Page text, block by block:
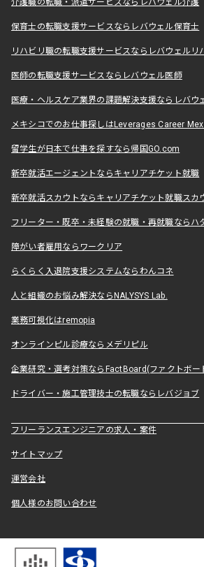
介護職の転職・派遣サービスならレバウェル介護
保育士の転職支援サービスならレバウェル保育士
リハビリ職の転職支援サービスならレバウェルリ
医師の転職支援サービスならレバウェル医師
医療・ヘルスケア業界の課題解決支援ならレバウ
メキシコでのお仕事探しはLeverages Career
留学生が日本で仕事を探すなら帰国GO.com
新卒就活エージェントならキャリアチケット就職
新卒就活スカウトならキャリアチケット就職スカ
フリーター・既卒・未経験の就職・再就職ならハ
障がい者雇用ならワークリア
らくらく入退院支援システムならわんコネ
人と組織のお悩み解決ならNALYSYS Lab.
業務可視化はremopia
オンラインピル診療ならメデリピル
企業研究・選考対策ならFactBoard(ファクトボー
ドライバー・施工管理技士の転職ならレバジョブ
フリーランスエンジニアの求人・案件
サイトマップ
運営会社
個人様のお問い合わせ